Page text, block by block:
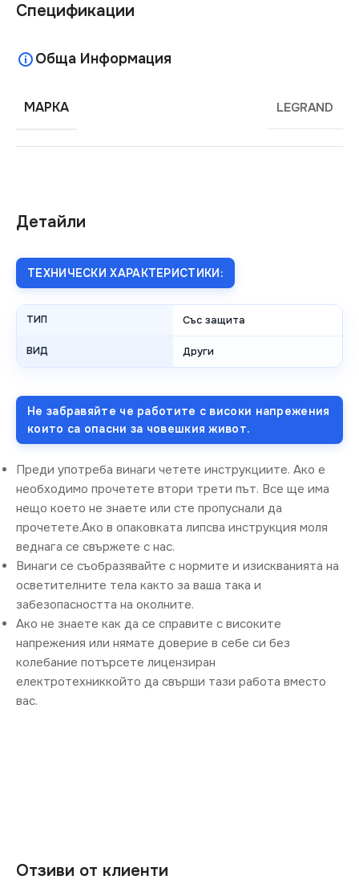
Детайли
ТЕХНИЧЕСКИ ХАРАКТЕРИСТИКИ:
ТИП Със защита
ВИД Други
Не забравяйте че работите с високи напрежения
които са опасни за човешкия живот.
Преди употреба винаги четете инструкциите. Ако е
необходимо прочетете втори трети път. Все ще има
нещо което не знаете или сте пропуснали да
прочетете.Ако в опаковката липсва инструкция моля
веднага се свържете с нас.
Винаги се съобразявайте с нормите и изискванията на
осветителните тела както за ваша така и
забезопасността на околните.
Ако не знаете как да се справите с високите
напрежения или нямате доверие в себе си без
колебание потърсете лицензиран
електротехниккойто да свърши тази работа вместо
вас.
Спецификации
Обща Информация
МАРКА LEGRAND
Отзиви от клиенти